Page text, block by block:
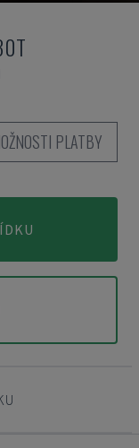
PLATBY